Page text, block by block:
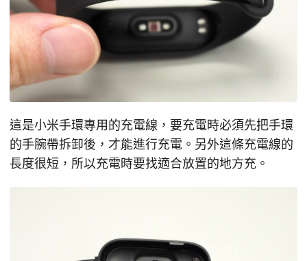
這是小米手環專用的充電線，要充電時必須先把手環
的手腕帶拆卸後，才能進行充電。另外這條充電線的
長度很短，所以充電時要找適合放置的地方充。